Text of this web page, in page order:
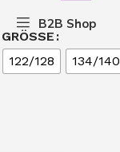
B2B Shop
GRÖSSE
122/128
134/140